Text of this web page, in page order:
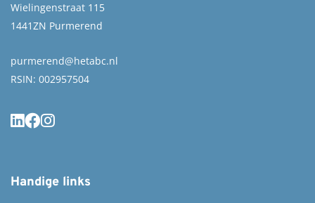
Wielingenstraat 115
1441ZN Purmerend
purmerend@hetabc.nl
RSIN: 002957504
Handige links